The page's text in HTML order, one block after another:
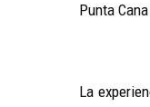
Punta
La